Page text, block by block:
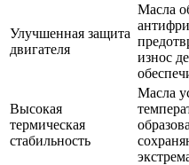
Улучшенная защита
двигателя
Масла
износ
Высокая
термическая
стабильность
Масла